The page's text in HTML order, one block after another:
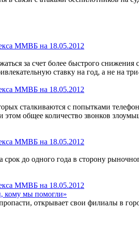
за счет более быстрого
ставку на год, а не на
сталкиваются с попытками
общее количество звонков
до одного года в сторону
кому мы помогли»
открывает свои филиалы в